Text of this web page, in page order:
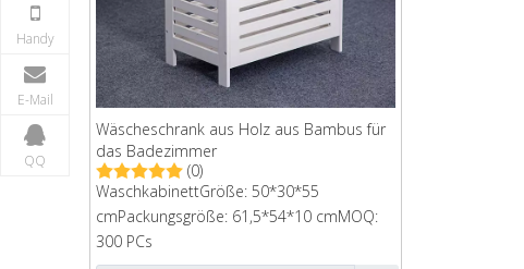
Wäscheschrank aus Holz aus Bambus für
das Badezimmer
(0)
WaschkabinettGröße: 50*30*55
cmPackungsgröße: 61,5*54*10 cmMOQ:
300 PCs
Handy
E-Mail
QQ